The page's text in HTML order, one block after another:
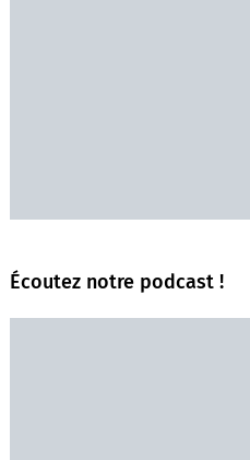
Écoutez notre podcast !